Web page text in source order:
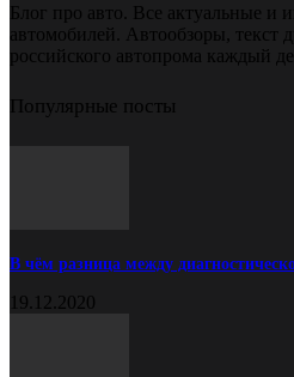
Блог про авто. Все актуальные и
автомобилей. Автообзоры, текст
российского автопрома каждый
Популярные посты
В чём разница между
19.12.2020